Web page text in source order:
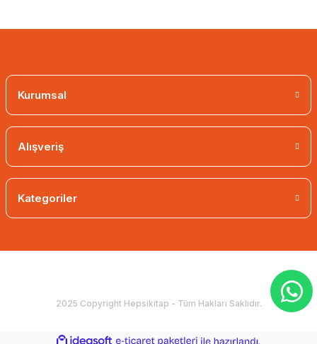
Kurumsal
Alışveriş
Kategoriler
2025 Copyright Hepsikitap - Tüm Hakları Saklıdır.
ideasoft e-